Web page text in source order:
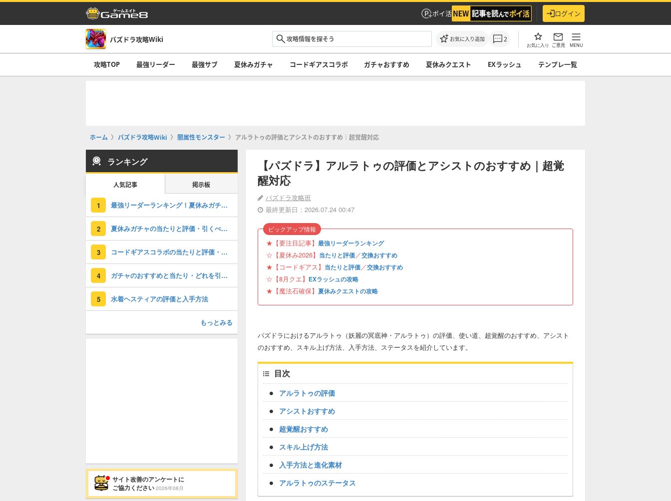
ポイ活 ログイン
パズドラ攻略Wiki お気に入り追加 2
お気に入り ご意見 MENU
攻略TOP 最強リーダー 最強サブ 夏休みガチャ コードギアスコラボ ガチャおすすめ 夏休みクエスト EXラッシュ テンプレ一覧
ホーム パズドラ攻略Wiki 闇属性モンスター アルラトゥの評価とアシストのおすすめ｜超覚醒対応
【パズドラ】アルラトゥの評価とアシストのおすすめ｜超覚
醒対応
パズドラ攻略班
最終更新日：2026.07.24 00:47
★【要注目記事】 最強リーダーランキング
☆【夏休み2026】 当たりと評価／交換おすすめ
★【コードギアス】 当たりと評価／交換おすすめ
☆【8月クエ】 EXラッシュの攻略
★【魔法石確保】 夏休みクエストの攻略
ピックアップ情報
パズドラにおけるアルラトゥ（妖麗の冥底神・アルラトゥ）の評価、使い道、超覚醒のおすすめ、アシスト
のおすすめ、スキル上げ方法、入手方法、ステータスを紹介しています。
目次
アルラトゥの評価
アシストおすすめ
超覚醒おすすめ
スキル上げ方法
入手方法と進化素材
アルラトゥのステータス
ランキング
人気記事 掲示板
1 最強リーダーランキング！夏休みガチャの評価掲載
2 夏休みガチャの当たりと評価・引くべき？
3 コードギアスコラボの当たりと評価・引くべき？
4 ガチャのおすすめと当たり・どれを引くべき？
5 水着ヘスティアの評価と入手方法
もっとみる
サイト改善のアンケートに
ご協力ください 2026年08月